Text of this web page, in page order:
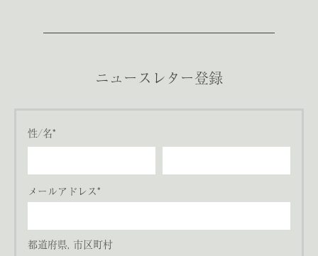
ニュースレター登録
性/名*
メールアドレス*
都道府県, 市区町村